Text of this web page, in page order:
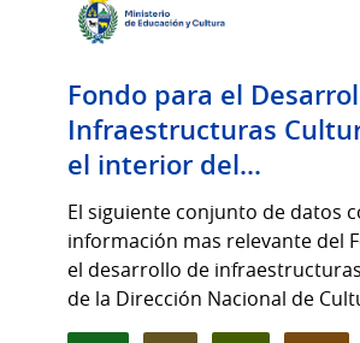
Fondo para el
Infraestructuras
el interior del...
El siguiente conjunto de datos
información mas relevante del
el desarrollo de
de la Dirección Nacional de